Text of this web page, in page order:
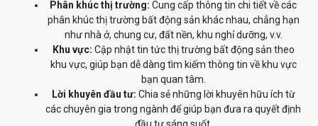
Phân khúc thị trường: Cung cấp thông tin chi tiết về các
phân khúc thị trường bất động sản khác nhau, chẳng hạn
như nhà ở, chung cư, đất nền, khu nghỉ dưỡng, v.v.
Khu vực: Cập nhật tin tức thị trường bất động sản theo
khu vực, giúp bạn dễ dàng tìm kiếm thông tin về khu vực
bạn quan tâm.
Lời khuyên đầu tư: Chia sẻ những lời khuyên hữu ích từ
các chuyên gia trong ngành để giúp bạn đưa ra quyết định